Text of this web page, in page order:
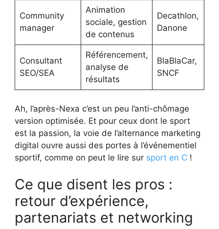
Community
manager
Animation
sociale, gestion
de contenus
Decathlon,
Danone
Consultant
SEO/SEA
Référencement,
analyse de
résultats
BlaBlaCar,
SNCF
Ah, l’après-Nexa c’est un peu l’anti-chômage
version optimisée. Et pour ceux dont le sport
est la passion, la voie de l’alternance marketing
digital ouvre aussi des portes à l’événementiel
sportif, comme on peut le lire sur sport en C !
Ce que disent les pros :
retour d’expérience,
partenariats et networking